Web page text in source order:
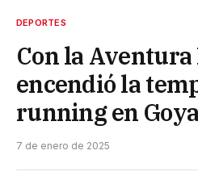
DEPORTES
Con la
encendió la
running en Goya
7 de enero de 2025